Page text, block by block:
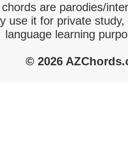
are parodies/
use it for private
language learning
© 2026